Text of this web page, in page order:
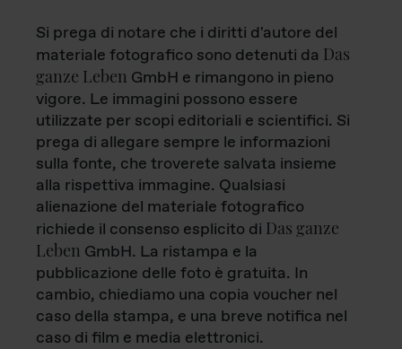
Si prega di notare che i diritti d'autore del
materiale fotografico sono detenuti da Das
ganze Leben GmbH e rimangono in pieno
vigore. Le immagini possono essere
utilizzate per scopi editoriali e scientifici. Si
prega di allegare sempre le informazioni
sulla fonte, che troverete salvata insieme
alla rispettiva immagine. Qualsiasi
alienazione del materiale fotografico
richiede il consenso esplicito di Das ganze
Leben GmbH. La ristampa e la
pubblicazione delle foto è gratuita. In
cambio, chiediamo una copia voucher nel
caso della stampa, e una breve notifica nel
caso di film e media elettronici.